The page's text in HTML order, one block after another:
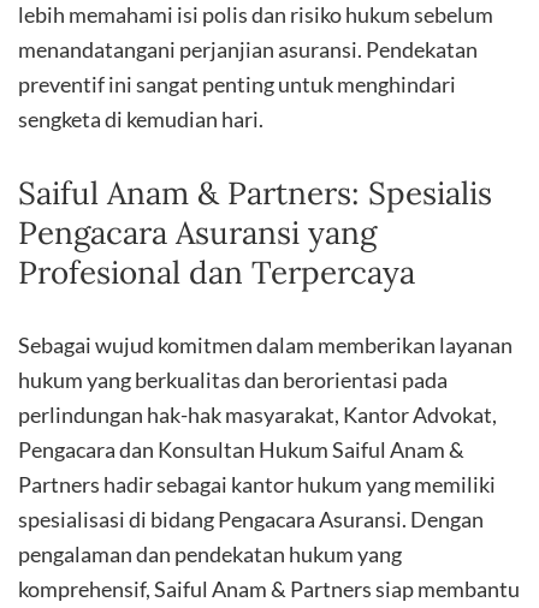
lebih memahami isi polis dan risiko hukum sebelum
menandatangani perjanjian asuransi. Pendekatan
preventif ini sangat penting untuk menghindari
sengketa di kemudian hari.
Saiful Anam & Partners: Spesialis
Pengacara Asuransi yang
Profesional dan Terpercaya
Sebagai wujud komitmen dalam memberikan layanan
hukum yang berkualitas dan berorientasi pada
perlindungan hak-hak masyarakat, Kantor Advokat,
Pengacara dan Konsultan Hukum Saiful Anam &
Partners hadir sebagai kantor hukum yang memiliki
spesialisasi di bidang Pengacara Asuransi. Dengan
pengalaman dan pendekatan hukum yang
komprehensif, Saiful Anam & Partners siap membantu